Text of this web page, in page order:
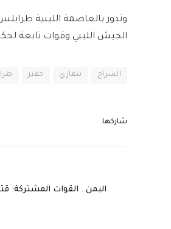
وتدور بالعاصمة الليبية
الجيش الليبي وقوات تابعة
السراج بنغازي حفتر
شاركها.